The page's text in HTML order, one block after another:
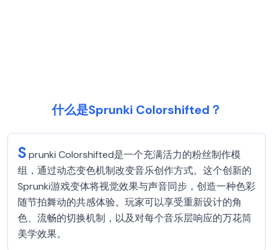
什么是Sprunki Colorshifted？
Sprunki Colorshifted是一个充满活力的粉丝制作模
组，通过动态变色机制改变音乐创作方式。这个创新的
Sprunki游戏变体将视觉效果与声音同步，创造一种色彩
随节拍舞动的共感体验。玩家可以享受重新设计的角
色、流畅的切换机制，以及对每个音乐层响应的万花筒
美学效果。